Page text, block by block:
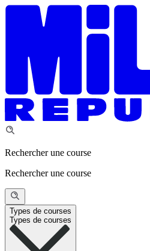
Rechercher une course
Rechercher une course
Types de courses
Types de courses